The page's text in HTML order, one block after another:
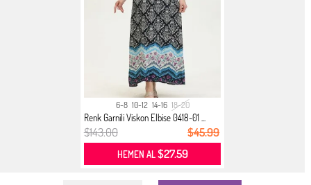
6-8 10-12 14-16 18-20
Renk Garnili Viskon Elbise 0418-01 ...
$143.00 $45.99
HEMEN AL$27.59